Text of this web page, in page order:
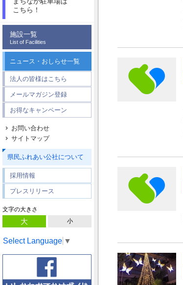
こちら！
施設一覧
List of Facilities
ニュース・おしらせ一覧
法人の皆様はこちら
メールマガジン登録
お得なキャンペーン
お問い合わせ
サイトマップ
県民ふれあい公社について
採用情報
プレスリリース
文字の大きさ
大 小
Select Language ▼